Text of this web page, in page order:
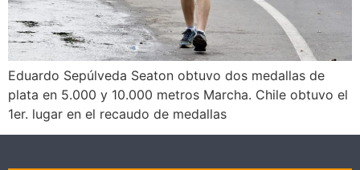
Eduardo Sepúlveda Seaton obtuvo dos medallas de
plata en 5.000 y 10.000 metros Marcha. Chile obtuvo el
1er. lugar en el recaudo de medallas